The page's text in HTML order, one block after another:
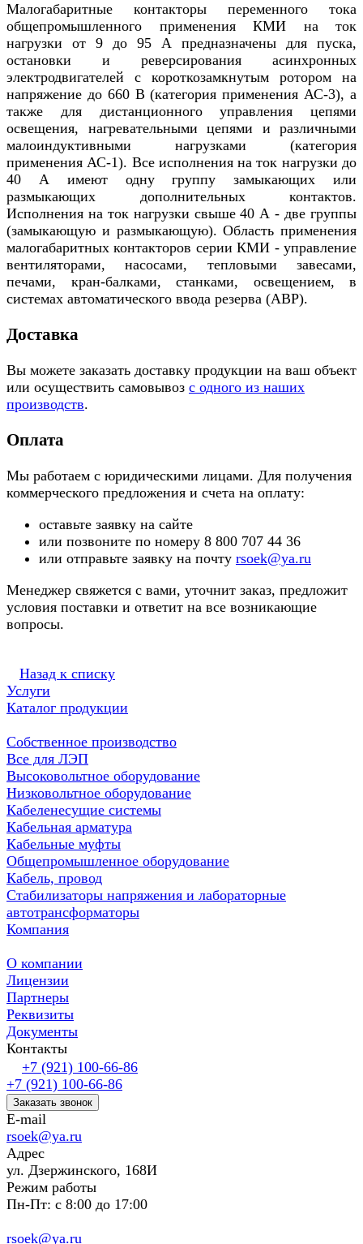
Малогабаритные контакторы переменного тока
общепромышленного применения КМИ на ток
нагрузки от 9 до 95 А предназначены для пуска,
остановки и реверсирования асинхронных
электродвигателей с короткозамкнутым ротором на
напряжение до 660 В (категория применения АС-3), а
также для дистанционного управления цепями
освещения, нагревательными цепями и различными
малоиндуктивными нагрузками (категория
применения АС-1). Все исполнения на ток нагрузки до
40 А имеют одну группу замыкающих или
размыкающих дополнительных контактов.
Исполнения на ток нагрузки свыше 40 А - две группы
(замыкающую и размыкающую). Область применения
малогабаритных контакторов серии КМИ - управление
вентиляторами, насосами, тепловыми завесами,
печами, кран-балками, станками, освещением, в
системах автоматического ввода резерва (АВР).
Доставка
Вы можете заказать доставку продукции на ваш объект
или осуществить самовывоз с одного из наших
производств.
Оплата
Мы работаем с юридическими лицами. Для получения
коммерческого предложения и счета на оплату:
оставьте заявку на сайте
или позвоните по номеру 8 800 707 44 36
или отправьте заявку на почту rsoek@ya.ru
Менеджер свяжется с вами, уточнит заказ, предложит
условия поставки и ответит на все возникающие
вопросы.
Назад к списку
Услуги
Каталог продукции
Собственное производство
Все для ЛЭП
Высоковольтное оборудование
Низковольтное оборудование
Кабеленесущие системы
Кабельная арматура
Кабельные муфты
Общепромышленное оборудование
Кабель, провод
Стабилизаторы напряжения и лабораторные
автотрансформаторы
Компания
О компании
Лицензии
Партнеры
Реквизиты
Документы
Контакты
+7 (921) 100-66-86
+7 (921) 100-66-86
Заказать звонок
E-mail
rsoek@ya.ru
Адрес
ул. Дзержинского, 168И
Режим работы
Пн-Пт: с 8:00 до 17:00
rsoek@ya.ru